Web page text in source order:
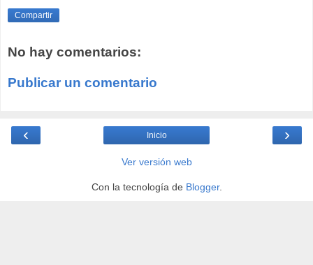
Compartir
No hay comentarios:
Publicar un comentario
‹ ›
Inicio
Ver versión web
Con la tecnología de Blogger.